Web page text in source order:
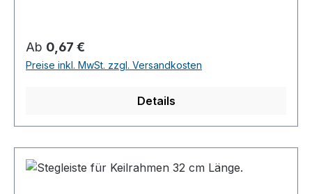
Regulärer Preis:
Ab 0,67 €
Preise inkl. MwSt. zzgl. Versandkosten
Details